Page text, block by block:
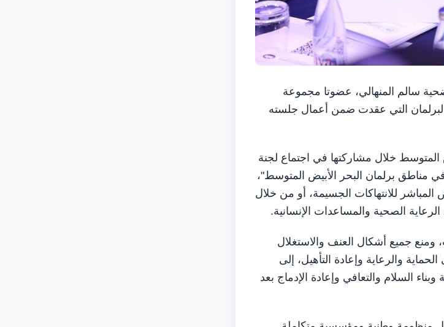
مضحية سالم المنهالي، عضوتا مجموعة
التي عقدت ضمن أعمال جلسته
خلال مشاركتها في اجتماع لجنة
مناطق برلمان البحر الأبيض المتوسط"،
للانتهاكات الجسيمة، أو من خلال
الصحية والمساعدات الإنسانية.
ومنع جميع أشكال العنف والاستغلال
والرعاية وإعادة التأهيل، إلى
السلام والتعافي وإعادة الإدماج بعد